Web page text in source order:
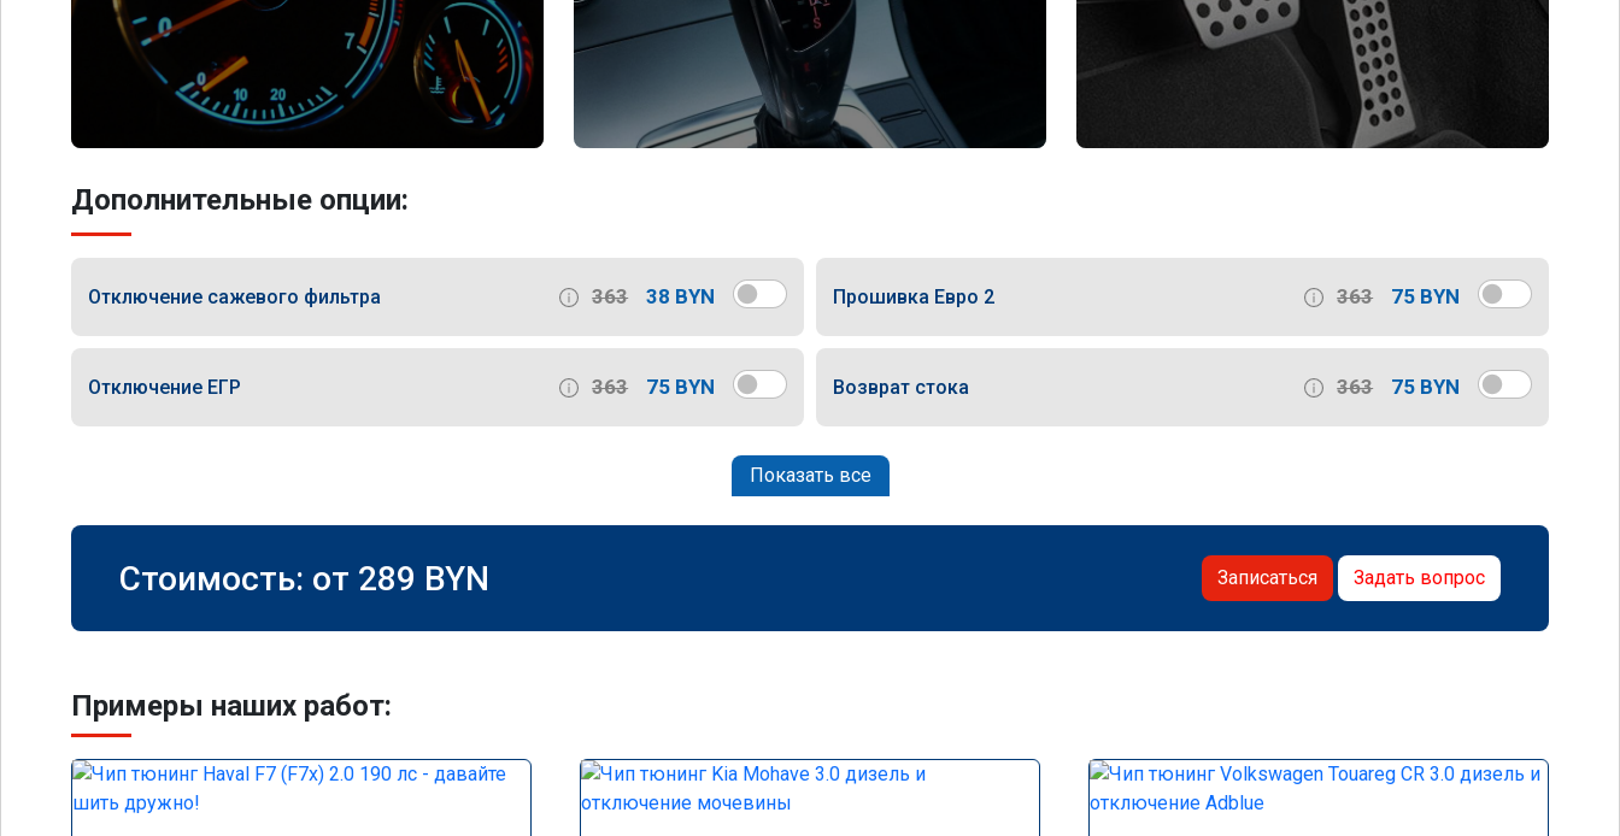
Дополнительные опции:
Отключение сажевого фильтра 363 38 BYN Прошивка Евро 2 363 75 BYN
Отключение ЕГР 363 75 BYN Возврат стока 363 75 BYN
Показать все
Стоимость: от 289 BYN Записаться Задать вопрос
Примеры наших работ: